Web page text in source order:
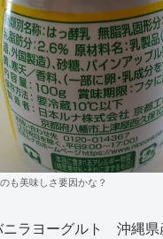
も美味しさ要因かな？
ニラヨーグルト 沖縄県